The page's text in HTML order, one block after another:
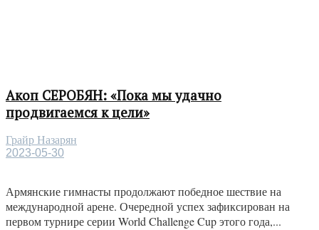
Акоп СЕРОБЯН: «Пока мы удачно
продвигаемся к цели»
Грайр Назарян
2023-05-30
Армянские гимнасты продолжают победное шествие на
международной арене. Очередной успех зафиксирован на
первом турнире серии World Challenge Cup этого года,...